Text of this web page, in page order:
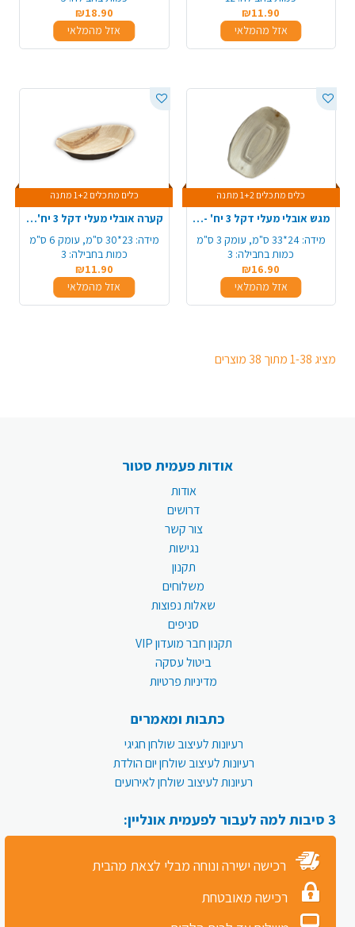
₪11.90
אזל מהמלאי
₪18.90
אזל מהמלאי
כלים מתכלים 1+2 מתנה
מגש אובלי מעלי דקל 3 יח' - גדול
מידה: 24*33 ס"מ, עומק 3 ס"מ
כמות בחבילה: 3
₪16.90
אזל מהמלאי
כלים מתכלים 1+2 מתנה
קערה אובלי מעלי דקל 3 יח' - גדול
מידה: 23*30 ס"מ, עומק 6 ס"מ
כמות בחבילה: 3
₪11.90
אזל מהמלאי
מציג 1-38 מתוך 38 מוצרים
אודות פעמית סטור
אודות
דרושים
צור קשר
נגישות
תקנון
משלוחים
שאלות נפוצות
סניפים
תקנון חבר מועדון VIP
ביטול עסקה
מדיניות פרטיות
כתבות ומאמרים
רעיונות לעיצוב שולחן חגיגי
רעיונות לעיצוב שולחן יום הולדת
רעיונות לעיצוב שולחן לאירועים
3 סיבות למה לעבור לפעמית אונליין:
רכישה ישירה ונוחה מבלי לצאת מהבית
רכישה מאובטחת